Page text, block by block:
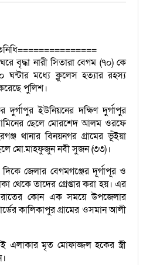
বৃদ্ধা নারী সিতারা বেগম (৭০) কে
মধ্যে ক্লুলেস হত্যার রহস্য
পুলিশ।
দুর্গাপুর ইউনিয়নের দক্ষিণ দুর্গাপুর
ছেলে মোরশেদ আলম ওরফে
থানার বিনয়নগর গ্রামের ভূঁইয়া
মো.মাহফুজুন নবী সুজন (৩৩)।
জেলার বেগমগঞ্জের দূর্গাপূর ও
থেকে তাদের গ্রেপ্তার করা হয়। এর
কোন এক সময়ে উপজেলার
কালিকাপুর গ্রামের ওসমান আলী
এলাকার মৃত মোফাজ্জল হকের স্ত্রী